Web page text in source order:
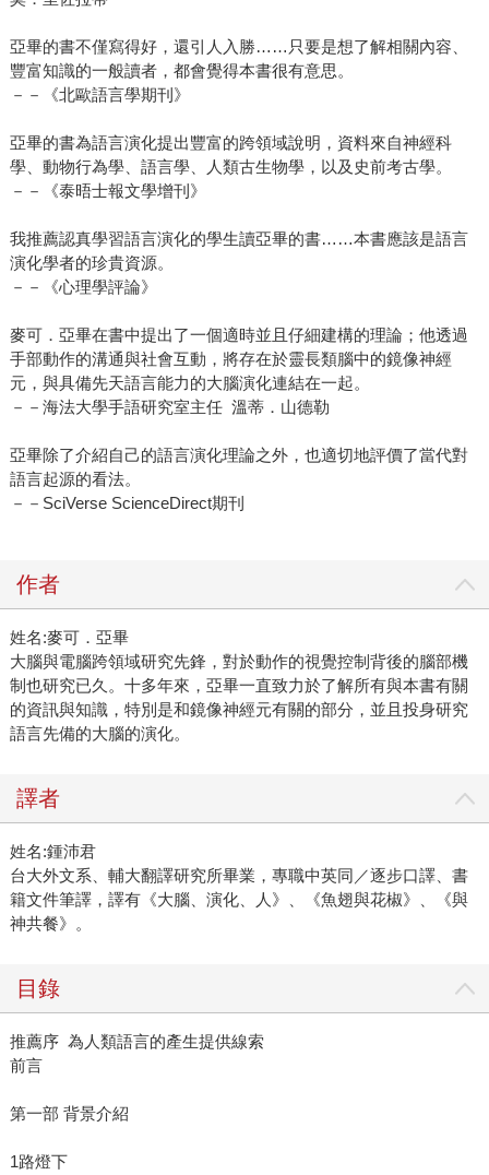
亞畢的書不僅寫得好，還引人入勝……只要是想了解相關內容、
豐富知識的一般讀者，都會覺得本書很有意思。
－－《北歐語言學期刊》
亞畢的書為語言演化提出豐富的跨領域說明，資料來自神經科
學、動物行為學、語言學、人類古生物學，以及史前考古學。
－－《泰晤士報文學增刊》
我推薦認真學習語言演化的學生讀亞畢的書……本書應該是語言
演化學者的珍貴資源。
－－《心理學評論》
麥可．亞畢在書中提出了一個適時並且仔細建構的理論；他透過
手部動作的溝通與社會互動，將存在於靈長類腦中的鏡像神經
元，與具備先天語言能力的大腦演化連結在一起。
－－海法大學手語研究室主任 溫蒂．山德勒
亞畢除了介紹自己的語言演化理論之外，也適切地評價了當代對
語言起源的看法。
－－SciVerse ScienceDirect期刊
作者
姓名:麥可．亞畢
大腦與電腦跨領域研究先鋒，對於動作的視覺控制背後的腦部機
制也研究已久。十多年來，亞畢一直致力於了解所有與本書有關
的資訊與知識，特別是和鏡像神經元有關的部分，並且投身研究
語言先備的大腦的演化。
譯者
姓名:鍾沛君
台大外文系、輔大翻譯研究所畢業，專職中英同／逐步口譯、書
籍文件筆譯，譯有《大腦、演化、人》、《魚翅與花椒》、《與
神共餐》。
目錄
推薦序 為人類語言的產生提供線索
前言
第一部 背景介紹
1路燈下